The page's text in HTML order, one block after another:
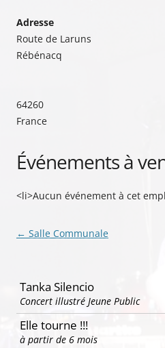
Adresse
Route de Laruns
Rébénacq
64260
France
Événements à
<li>Aucun événement à cet
Navigation
← Salle Communale
Tanka Silencio
Concert illustré Jeune Public
Elle tourne !!!
à partir de 6 mois